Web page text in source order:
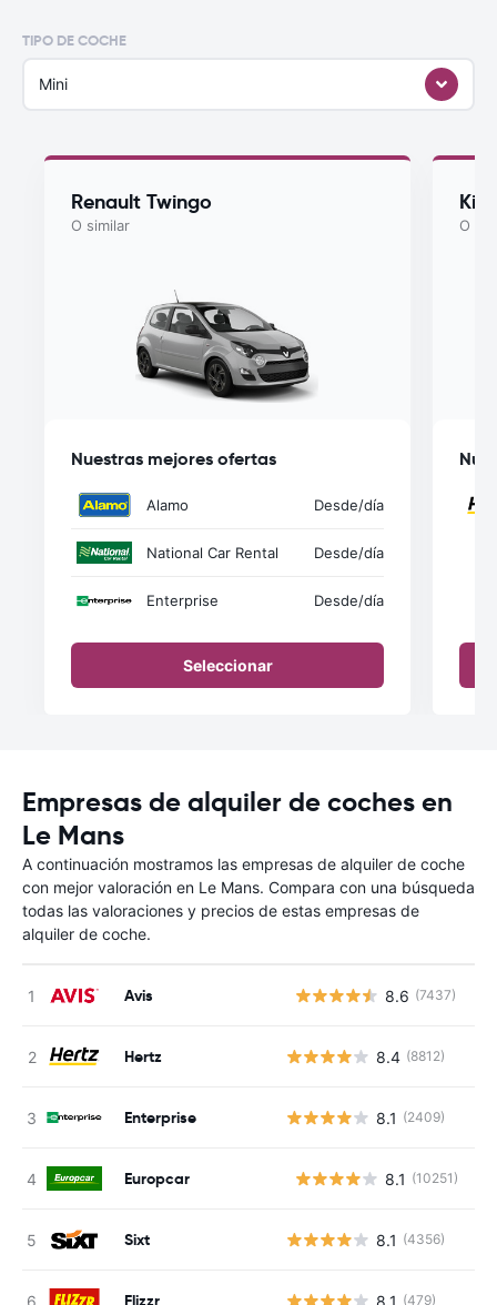
TIPO DE COCHE
Mini
Renault Twingo
O similar
Nuestras mejores ofertas
Alamo Desde/día
National Car Rental Desde/día
Enterprise Desde/día
Seleccionar
Kia
O
Empresas de alquiler de coches en
Le Mans
A continuación mostramos las empresas de alquiler de coche
con mejor valoración en Le Mans. Compara con una búsqueda
todas las valoraciones y precios de estas empresas de
alquiler de coche.
Avis 8.6 (7437)
Hertz 8.4 (8812)
Enterprise 8.1 (2409)
Europcar 8.1 (10251)
Sixt 8.1 (4356)
Flizzr 8.1 (479)